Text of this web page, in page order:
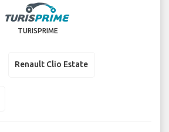
TURISPRIME
Renault Clio Estate